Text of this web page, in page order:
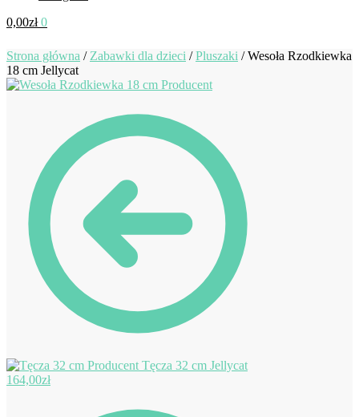
0,00zł 0
Strona główna / Zabawki dla dzieci /Pluszaki /Wesoła Rzodkiewka
18 cm Jellycat
Tęcza 32 cm Jellycat
164,00zł